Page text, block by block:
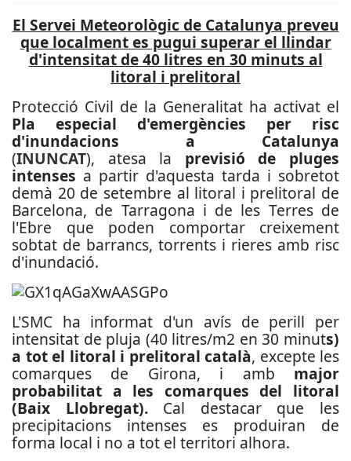
El Servei Meteorològic de Catalunya preveu
que localment es pugui superar el llindar
d'intensitat de 40 litres en 30 minuts al
litoral i prelitoral
Protecció Civil de la Generalitat ha activat el
Pla especial d'emergències per risc
d'inundacions a Catalunya
(INUNCAT), atesa la previsió de pluges
intenses a partir d'aquesta tarda i sobretot
demà 20 de setembre al litoral i prelitoral de
Barcelona, de Tarragona i de les Terres de
l'Ebre que poden comportar creixement
sobtat de barrancs, torrents i rieres amb risc
d'inundació.
L'SMC ha informat d'un avís de perill per
intensitat de pluja (40 litres/m2 en 30 minuts)
a tot el litoral i prelitoral català, excepte les
comarques de Girona, i amb major
probabilitat a les comarques del litoral
(Baix Llobregat). Cal destacar que les
precipitacions intenses es produiran de
forma local i no a tot el territori alhora.